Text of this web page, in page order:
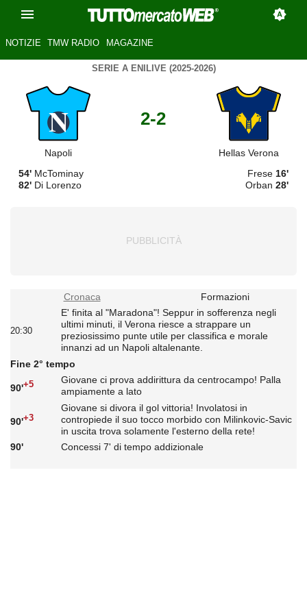
NOTIZIE TMW RADIO MAGAZINE
SERIE A ENILIVE (2025-2026)
Napoli
2-2
Hellas Verona
54' McTominay
82' Di Lorenzo
Frese 16'
Orban 28'
Cronaca Formazioni
20:30
E' finita al "Maradona"! Seppur in sofferenza negli
ultimi minuti, il Verona riesce a strappare un
preziosissimo punte utile per classifica e morale
innanzi ad un Napoli altalenante.
Fine 2° tempo
90'+5
Giovane ci prova addirittura da centrocampo! Palla
ampiamente a lato
90'+3
Giovane si divora il gol vittoria! Involatosi in
contropiede il suo tocco morbido con Milinkovic-Savic
in uscita trova solamente l'esterno della rete!
90'
Concessi 7' di tempo addizionale